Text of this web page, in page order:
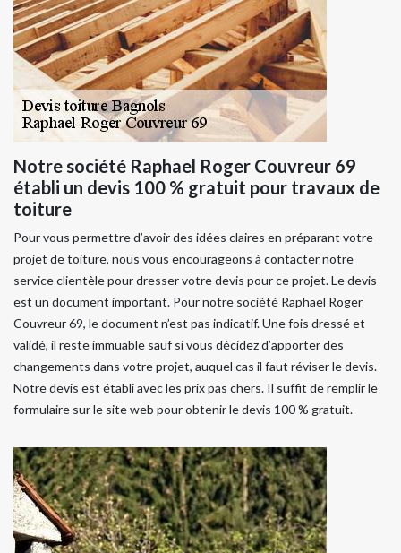
Notre société Raphael Roger Couvreur 69
établi un devis 100 % gratuit pour travaux de
toiture
Pour vous permettre d’avoir des idées claires en préparant votre
projet de toiture, nous vous encourageons à contacter notre
service clientèle pour dresser votre devis pour ce projet. Le devis
est un document important. Pour notre société Raphael Roger
Couvreur 69, le document n’est pas indicatif. Une fois dressé et
validé, il reste immuable sauf si vous décidez d’apporter des
changements dans votre projet, auquel cas il faut réviser le devis.
Notre devis est établi avec les prix pas chers. Il suffit de remplir le
formulaire sur le site web pour obtenir le devis 100 % gratuit.